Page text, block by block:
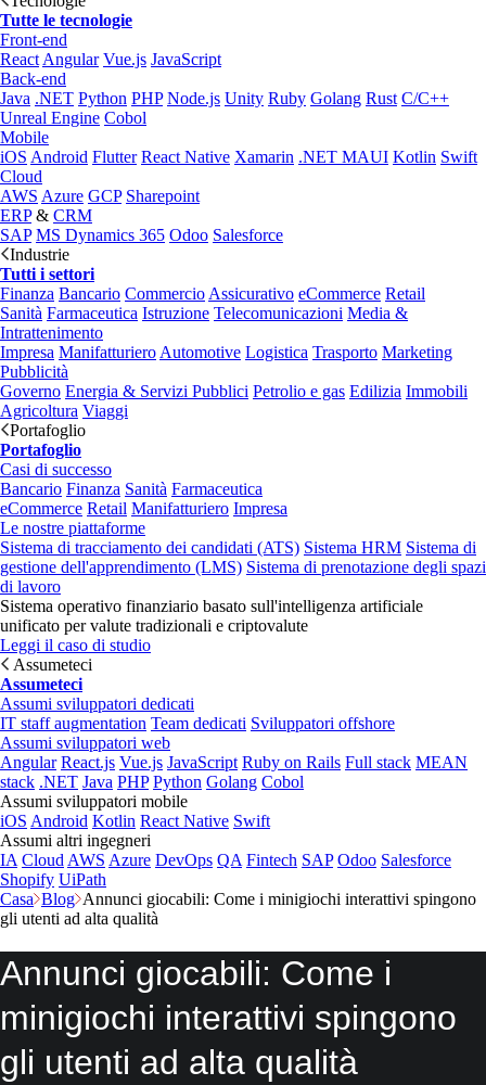
Tutte le tecnologie
Front-end
React Angular Vue.js JavaScript
Back-end
Java .NET Python PHP Node.js Unity Ruby Golang Rust C/C++
Unreal Engine Cobol
Mobile
iOS Android Flutter React Native Xamarin .NET MAUI Kotlin Swift
Cloud
AWS Azure GCP Sharepoint
ERP& CRM
SAP MS Dynamics 365 Odoo Salesforce
Industrie
Tutti i settori
Finanza Bancario Commercio Assicurativo eCommerce Retail
Sanità Farmaceutica Istruzione Telecomunicazioni Media &
Intrattenimento
Impresa Manifatturiero Automotive Logistica Trasporto Marketing
Pubblicità
Governo Energia & Servizi Pubblici Petrolio e gas Edilizia Immobili
Agricoltura Viaggi
Portafoglio
Portafoglio
Casi di successo
Bancario Finanza Sanità Farmaceutica
eCommerce Retail Manifatturiero Impresa
Le nostre piattaforme
Sistema di tracciamento dei candidati (ATS) Sistema HRM Sistema di
gestione dell'apprendimento (LMS) Sistema di prenotazione degli spazi
di lavoro
Sistema operativo finanziario basato sull'intelligenza artificiale
unificato per valute tradizionali e criptovalute
Leggi il caso di studio
Assumeteci
Assumeteci
Assumi sviluppatori dedicati
IT staff augmentation Team dedicati Sviluppatori offshore
Assumi sviluppatori web
Angular React.js Vue.js JavaScript Ruby on Rails Full stack MEAN
stack .NET Java PHP Python Golang Cobol
Assumi sviluppatori mobile
iOS Android Kotlin React Native Swift
Assumi altri ingegneri
IA Cloud AWS Azure DevOps QA Fintech SAP Odoo Salesforce
Shopify UiPath
Casa Blog Annunci giocabili: Come i minigiochi interattivi spingono
gli utenti ad alta qualità
Annunci giocabili: Come i
minigiochi interattivi spingono
gli utenti ad alta qualità